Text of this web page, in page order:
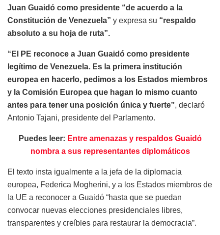
Juan Guaidó como presidente “de acuerdo a la
Constitución de Venezuela” y expresa su “respaldo
absoluto a su hoja de ruta”.
“El PE reconoce a Juan Guaidó como presidente
legítimo de Venezuela. Es la primera institución
europea en hacerlo, pedimos a los Estados miembros
y la Comisión Europea que hagan lo mismo cuanto
antes para tener una posición única y fuerte”, declaró
Antonio Tajani, presidente del Parlamento.
Puedes leer: Entre amenazas y respaldos Guaidó
nombra a sus representantes diplomáticos
El texto insta igualmente a la jefa de la diplomacia
europea, Federica Mogherini, y a los Estados miembros de
la UE a reconocer a Guaidó “hasta que se puedan
convocar nuevas elecciones presidenciales libres,
transparentes y creíbles para restaurar la democracia”.